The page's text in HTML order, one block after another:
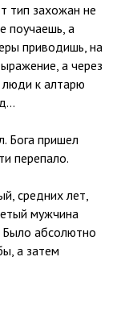
тип захожан не
поучаешь, а
приводишь, на
а через
люди к алтарю
Бога пришел
перепало.
средних лет,
мужчина
Было абсолютно
а затем